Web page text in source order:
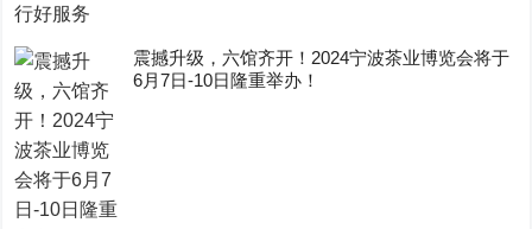
震撼升级，六馆齐开！2024宁波茶业博览会将于
6月7日-10日隆重举办！